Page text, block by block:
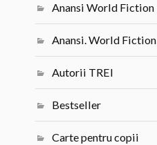
Anansi World Fiction
Anansi. World Fiction
Autorii TREI
Bestseller
Carte pentru copii